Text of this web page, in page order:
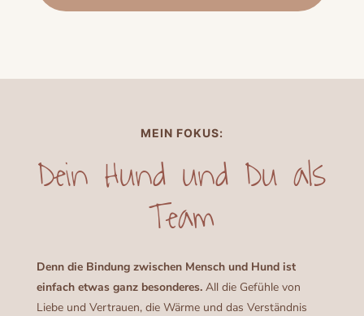
MEIN FOKUS:
Dein Hund und Du als
Team
Denn die Bindung zwischen Mensch und Hund ist
einfach etwas ganz besonderes.All die Gefühle von
Liebe und Vertrauen, die Wärme und das Verständnis